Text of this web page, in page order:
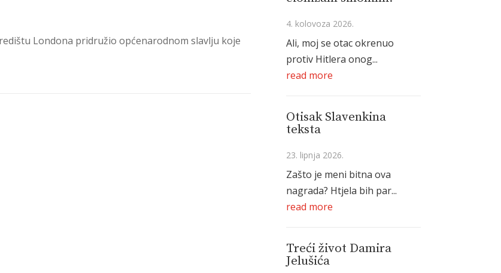
Londona pridružio općenarodnom slavlju koje
4. kolovoza 2026.
Ali, moj se otac okrenuo
protiv Hitlera onog...
read more
Otisak Slavenkina
teksta
23. lipnja 2026.
Zašto je meni bitna ova
nagrada? Htjela bih par...
read more
Treći život Damira
Jelušića